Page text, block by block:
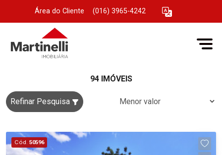
Área do Cliente (016) 3965-4242
94 IMÓVEIS
Refinar Pesquisa
Cód. 50596